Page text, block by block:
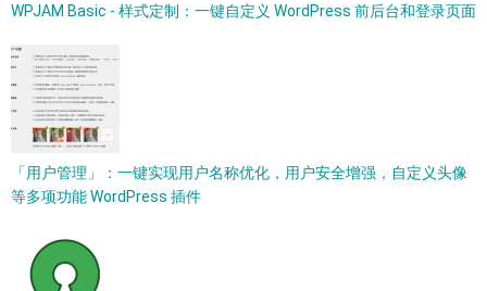
WPJAM Basic - 样式定制：一键自定义 WordPress 前后台和登录页面
「用户管理」：一键实现用户名称优化，用户安全增强，自定义头像
等多项功能 WordPress 插件